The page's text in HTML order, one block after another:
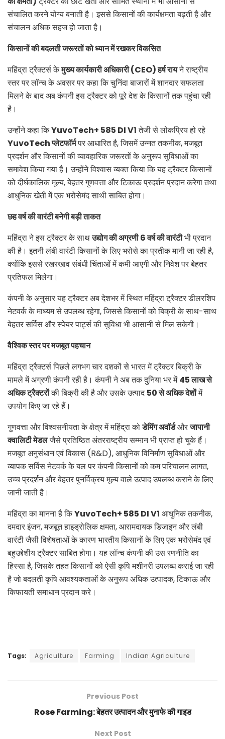
संचालित करने योग्य बनाती है। इससे किसानों की कार्यक्षमता बढ़ती है और
संचालन अधिक सहज हो जाता है।
किसानों की बदलती जरूरतों को ध्यान में रखकर विकसित
महिंद्रा ट्रैक्टर्स केमुख्य कार्यकारी अधिकारी (CEO)हर्ष रायने राष्ट्रीय
स्तर पर लॉन्च के अवसर पर कहा कि चुनिंदा बाजारों में शानदार सफलता
मिलने के बाद अब कंपनी इस ट्रैक्टर को पूरे देश के किसानों तक पहुंचा रही
है।
उन्होंने कहा किYuvoTech+ 585 DI V1तेजी से लोकप्रिय हो रहे
YuvoTechप्लेटफॉर्मपर आधारित है, जिसमें उन्नत तकनीक, मजबूत
प्रदर्शन और किसानों की व्यावहारिक जरूरतों के अनुरूप सुविधाओं का
समावेश किया गया है। उन्होंने विश्वास व्यक्त किया कि यह ट्रैक्टर किसानों
को दीर्घकालिक मूल्य, बेहतर गुणवत्ता और टिकाऊ प्रदर्शन प्रदान करेगा तथा
आधुनिक खेती में एक भरोसेमंद साथी साबित होगा।
छह वर्ष की वारंटी बनेगी बड़ी ताकत
महिंद्रा ने इस ट्रैक्टर के साथउद्योग की अग्रणी6वर्ष की वारंटीभी प्रदान
की है। इतनी लंबी वारंटी किसानों के लिए भरोसे का प्रतीक मानी जा रही है,
क्योंकि इससे रखरखाव संबंधी चिंताओं में कमी आएगी और निवेश पर बेहतर
प्रतिफल मिलेगा।
कंपनी के अनुसार यह ट्रैक्टर अब देशभर में स्थित महिंद्रा ट्रैक्टर डीलरशिप
नेटवर्क के माध्यम से उपलब्ध रहेगा, जिससे किसानों को बिक्री के साथ-साथ
बेहतर सर्विस और स्पेयर पार्ट्स की सुविधा भी आसानी से मिल सकेगी।
वैश्विक स्तर पर मजबूत पहचान
महिंद्रा ट्रैक्टर्स पिछले लगभग चार दशकों से भारत में ट्रैक्टर बिक्री के
मामले में अग्रणी कंपनी रही है। कंपनी ने अब तक दुनिया भर में45लाख से
अधिक ट्रैक्टरोंकी बिक्री की है और उसके उत्पाद50से अधिक देशोंमें
उपयोग किए जा रहे हैं।
गुणवत्ता और विश्वसनीयता के क्षेत्र में महिंद्रा कोडेमिंग अवॉर्डऔरजापानी
क्वालिटी मेडलजैसे प्रतिष्ठित अंतरराष्ट्रीय सम्मान भी प्राप्त हो चुके हैं।
मजबूत अनुसंधान एवं विकास (R&D), आधुनिक विनिर्माण सुविधाओं और
व्यापक सर्विस नेटवर्क के बल पर कंपनी किसानों को कम परिचालन लागत,
उच्च प्रदर्शन और बेहतर पुनर्विक्रय मूल्य वाले उत्पाद उपलब्ध कराने के लिए
जानी जाती है।
महिंद्रा का मानना है किYuvoTech+ 585 DI V1 आधुनिक तकनीक,
दमदार इंजन, मजबूत हाइड्रोलिक क्षमता, आरामदायक डिजाइन और लंबी
वारंटी जैसी विशेषताओं के कारण भारतीय किसानों के लिए एक भरोसेमंद एवं
बहुउद्देशीय ट्रैक्टर साबित होगा। यह लॉन्च कंपनी की उस रणनीति का
हिस्सा है, जिसके तहत किसानों को ऐसी कृषि मशीनरी उपलब्ध कराई जा रही
है जो बदलती कृषि आवश्यकताओं के अनुरूप अधिक उत्पादक, टिकाऊ और
किफायती समाधान प्रदान करे।
Tags: Agriculture Farming Indian Agriculture
Previous Post
Rose Farming: बेहतर उत्पादन और मुनाफे की गाइड
Next Post